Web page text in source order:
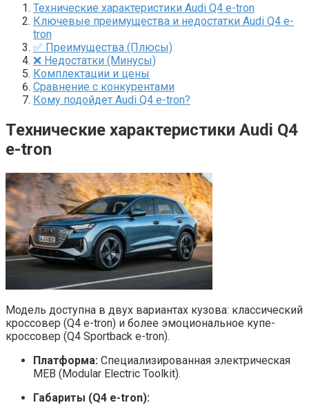
Технические характеристики Audi Q4 e-tron
Ключевые преимущества и недостатки Audi Q4 e-
tron
✅ Преимущества (Плюсы)
❌ Недостатки (Минусы)
Комплектации и цены
Сравнение с конкурентами
Кому подойдет Audi Q4 e-tron?
Технические характеристики Audi Q4
e-tron
Модель доступна в двух вариантах кузова: классический
кроссовер (Q4 e-tron) и более эмоциональное купе-
кроссовер (Q4 Sportback e-tron).
Платформа: Специализированная электрическая
MEB (Modular Electric Toolkit).
Габариты (Q4 e-tron):